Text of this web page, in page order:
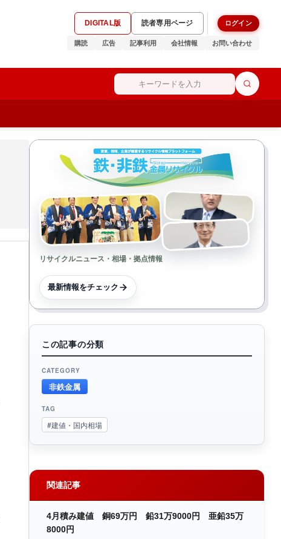
DIGITAL版 読者専用ページ ログイン
購読 広告 記事利用 会社情報 お問い合わせ
リサイクルニュース・相場・拠点情報
最新情報をチェック
この記事の分類
CATEGORY
非鉄金属
TAG
#建値・国内相場
関連記事
4月積み建値 銅69万円 鉛31万9000円 亜鉛35万
8000円